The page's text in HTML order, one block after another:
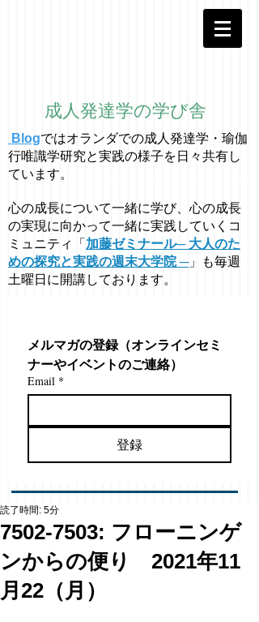
成人発達学の学び舎
Blogではオラ ンダでの成人発達学・ 瑜伽
行唯識学研究と実践の様子を日々共有し
ています。
心の成長について一緒に学び、心の成長
の実現に向かって一緒に実践していくコ
ミュニティ「 加藤ゼミナール─ 大人のた
めの探究と実践の週末大学院 ─」も毎週
土曜日に開講しております。
メルマガの登録（オンラインセミ
ナーやイベントのご連絡）
Email *
登録
7502-7503: フローニンゲ
ンからの便り 2021年11
月22（月）
読了時間: 5分